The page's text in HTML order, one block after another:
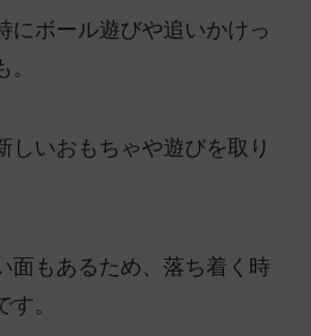
にボール遊びや追いかけっ
しいおもちゃや遊びを取り
面もあるため、落ち着く時
。